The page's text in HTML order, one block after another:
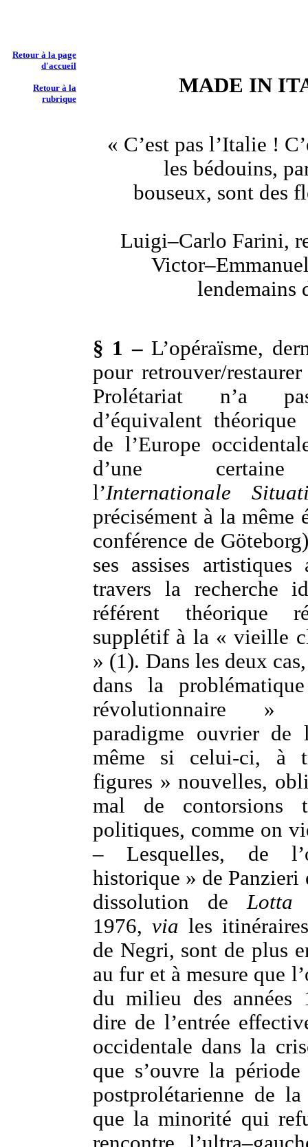
Retour à la page
d'accueil
Retour à la
rubrique
MADE IN
« C’est pas l’Italie !
les bédouins,
bouseux, sont des
Luigi–Carlo Farini,
lendemains
§ 1 –L’opéraïsme,
pour retrouver/
Prolétariat n’a
d’équivalent
de l’Europe
d’une
l’Internationale
précisément à la même
conférence de
ses assises artistiques
travers la recherche
référent théorique
supplétif à la « vieille
» (1). Dans les deux
dans la
révolutionnaire »
paradigme ouvrier de
même si celui-ci, à
figures » nouvelles,
mal de contorsions
politiques, comme on
– Lesquelles, de
historique » de Panzieri
dissolution deLotta
1976, via les
de Negri, sont de plus
au fur et à mesure que
du milieu des années
dire de l’entrée
occidentale dans la
que s’ouvre la
postprolétarienne de
que la minorité qui